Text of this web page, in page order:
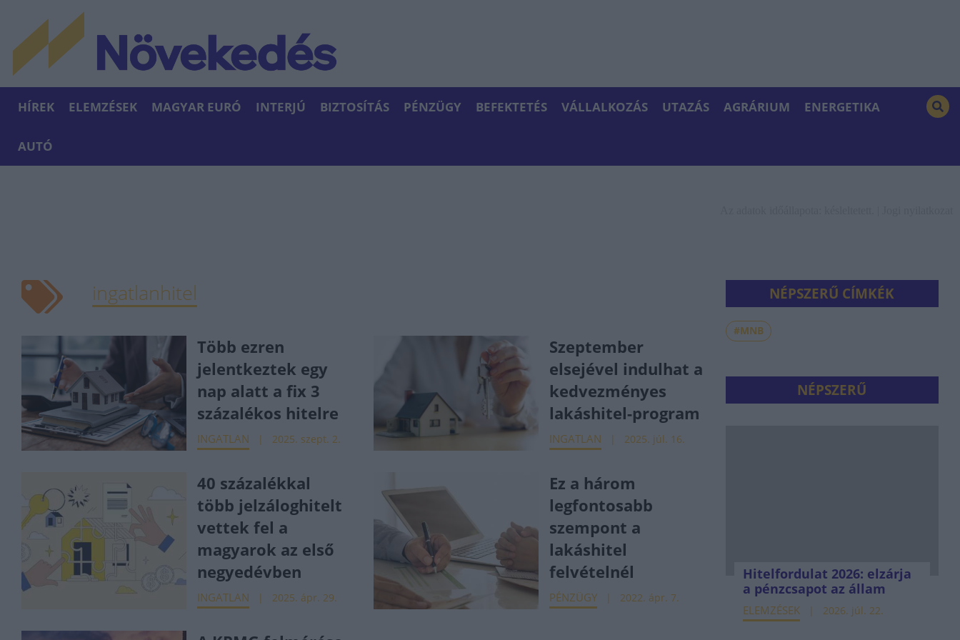
HÍREK ELEMZÉSEK MAGYAR EURÓ INTERJÚ BIZTOSÍTÁS PÉNZÜGY BEFEKTETÉS VÁLLALKOZÁS UTAZÁS AGRÁRIUM ENERGETIKA
AUTÓ
ingatlanhitel
Több ezren
jelentkeztek egy
nap alatt a fix 3
százalékos hitelre
INGATLAN 2025. szept. 2.
Szeptember
elsejével indulhat a
kedvezményes
lakáshitel-program
INGATLAN 2025. júl. 16.
40 százalékkal
több jelzáloghitelt
vettek fel a
magyarok az első
negyedévben
INGATLAN 2025. ápr. 29.
Ez a három
legfontosabb
szempont a
lakáshitel
felvételnél
PÉNZÜGY 2022. ápr. 7.
NÉPSZERŰ CÍMKÉK
#MNB
NÉPSZERŰ
Hitelfordulat 2026: elzárja
a pénzcsapot az állam
ELEMZÉSEK 2026. júl. 22.